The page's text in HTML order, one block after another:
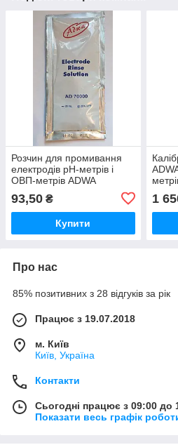
Розчин для промивання
електродів рН-метрів і
ОВП-метрів ADWA
Угорщина
93,50 ₴
Купити
1
Про нас
85% позитивних з 28 відгуків за рік
Працює з 19.07.2018
м. Київ
Київ, Україна
Контакти
Сьогодні працює з 09:00 до
Показати весь графік